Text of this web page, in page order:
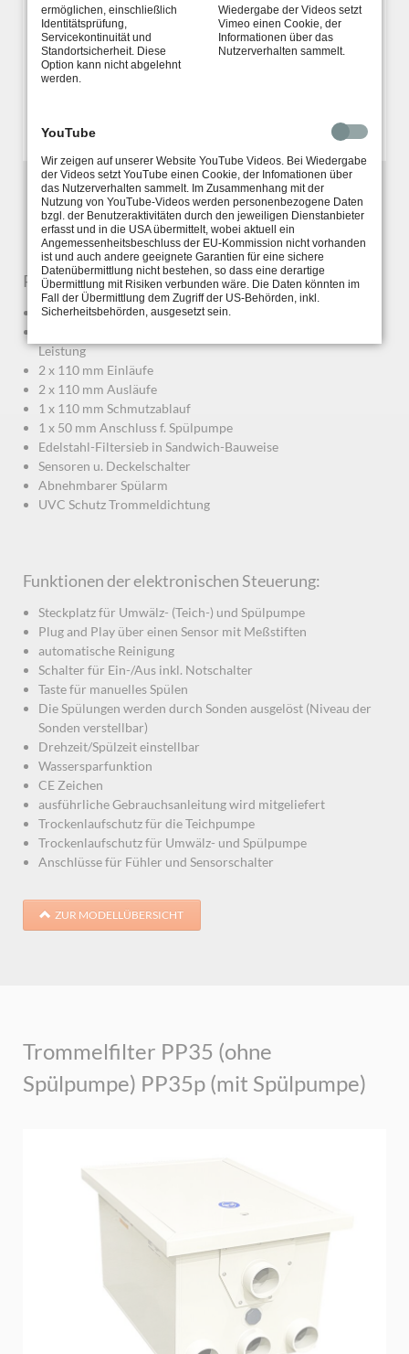
PP25 Ausstattung:
Maße: 910 x 510 x 650 (L x B x H in mm)
Leistung
2 x 110 mm Einläufe
2 x 110 mm Ausläufe
1 x 110 mm Schmutzablauf
1 x 50 mm Anschluss f. Spülpumpe
Edelstahl-Filtersieb in Sandwich-Bauweise
Sensoren u. Deckelschalter
Abnehmbarer Spülarm
UVC Schutz Trommeldichtung
Funktionen der elektronischen Steuerung:
Steckplatz für Umwälz- (Teich-) und Spülpumpe
Plug and Play über einen Sensor mit Meßstiften
automatische Reinigung
Schalter für Ein-/Aus inkl. Notschalter
Taste für manuelles Spülen
Die Spülungen werden durch Sonden ausgelöst (Niveau der
Sonden verstellbar)
Drehzeit/Spülzeit einstellbar
Wassersparfunktion
CE Zeichen
ausführliche Gebrauchsanleitung wird mitgeliefert
Trockenlaufschutz für die Teichpumpe
Trockenlaufschutz für Umwälz- und Spülpumpe
Anschlüsse für Fühler und Sensorschalter
ZUR MODELLÜBERSICHT
Trommelfilter PP35 (ohne
Spülpumpe) PP35p (mit Spülpumpe)
ermöglichen, einschließlich
Identitätsprüfung,
Servicekontinuität und
Standortsicherheit. Diese
Option kann nicht abgelehnt
werden.
Wiedergabe der Videos setzt
Vimeo einen Cookie, der
Informationen über das
Nutzerverhalten sammelt.
YouTube
Wir zeigen auf unserer Website YouTube Videos. Bei Wiedergabe
der Videos setzt YouTube einen Cookie, der Infomationen über
das Nutzerverhalten sammelt. Im Zusammenhang mit der
Nutzung von YouTube-Videos werden personenbezogene Daten
bzgl. der Benutzeraktivitäten durch den jeweiligen Dienstanbieter
erfasst und in die USA übermittelt, wobei aktuell ein
Angemessenheitsbeschluss der EU-Kommission nicht vorhanden
ist und auch andere geeignete Garantien für eine sichere
Datenübermittlung nicht bestehen, so dass eine derartige
Übermittlung mit Risiken verbunden wäre. Die Daten könnten im
Fall der Übermittlung dem Zugriff der US-Behörden, inkl.
Sicherheitsbehörden, ausgesetzt sein.